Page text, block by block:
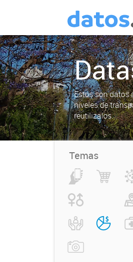
Estos son datos
niveles de
reutilizalos.
Temas